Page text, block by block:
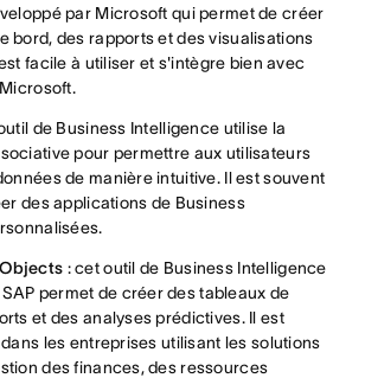
par Microsoft qui permet de créer
bord, des rapports et des visualisations
facile à utiliser et s'intègre bien avec
de Business Intelligence utilise la
pour permettre aux utilisateurs
de manière intuitive. Il est souvent
des applications de Business
: cet outil de Business Intelligence
permet de créer des tableaux de
et des analyses prédictives. Il est
les entreprises utilisant les solutions
des finances, des ressources